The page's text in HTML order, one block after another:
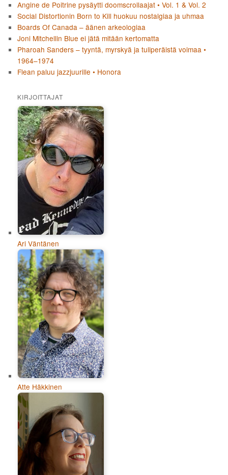
Angine de Poitrine pysäytti doomscrollaajat • Vol. 1 & Vol. 2
Social Distortionin Born to Kill huokuu nostalgiaa ja uhmaa
Boards Of Canada – äänen arkeologiaa
Joni Mitchellin Blue ei jätä mitään kertomatta
Pharoah Sanders – tyyntä, myrskyä ja tuliperäistä voimaa •
1964–1974
Flean paluu jazzjuurille • Honora
KIRJOITTAJAT
Ari Väntänen
Atte Häkkinen